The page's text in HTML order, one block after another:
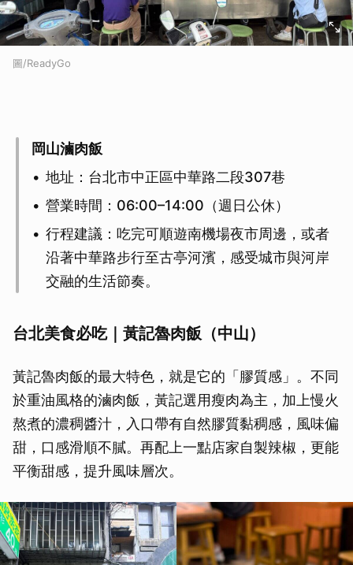
圖/ReadyGo
岡山滷肉飯
地址：台北市中正區中華路二段307巷
營業時間：06:00–14:00（週日公休）
行程建議：吃完可順遊南機場夜市周邊，或者
沿著中華路步行至古亭河濱，感受城市與河岸
交融的生活節奏。
台北美食必吃｜黃記魯肉飯（中山）
黃記魯肉飯的最大特色，就是它的「膠質感」。不同
於重油風格的滷肉飯，黃記選用瘦肉為主，加上慢火
熬煮的濃稠醬汁，入口帶有自然膠質黏稠感，風味偏
甜，口感滑順不膩。再配上一點店家自製辣椒，更能
平衡甜感，提升風味層次。